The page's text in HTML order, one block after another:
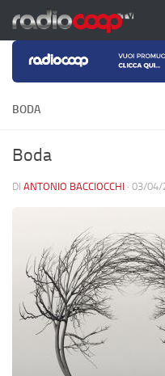
Salta al contenuto
BODA
Boda
DI ANTONIO BACCIOCCHI · 03/04/